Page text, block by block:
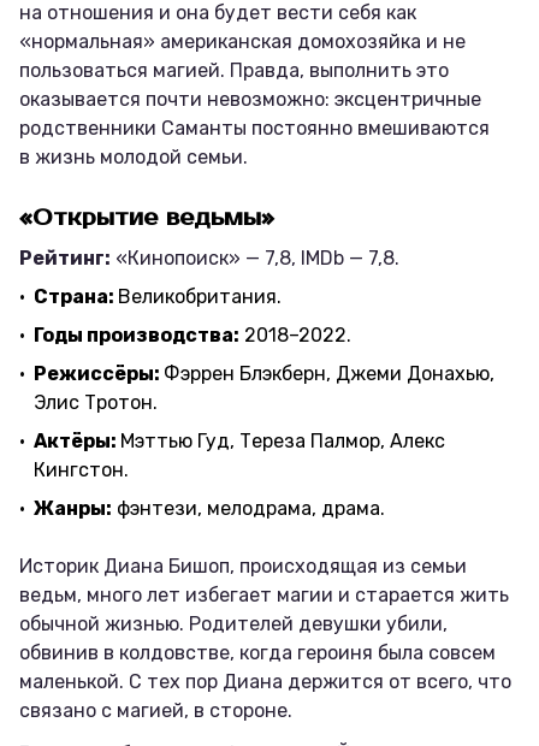
на отношения и она будет вести себя как
«нормальная» американская домохозяйка и не
пользоваться магией. Правда, выполнить это
оказывается почти невозможно: эксцентричные
родственники Саманты постоянно вмешиваются
в жизнь молодой семьи.
«Открытие ведьмы»
Рейтинг: «Кинопоиск» — 7,8, IMDb — 7,8.
Страна: Великобритания.
Годы производства: 2018–2022.
Режиссёры: Фэррен Блэкберн, Джеми Донахью,
Элис Тротон.
Актёры: Мэттью Гуд, Тереза Палмор, Алекс
Кингстон.
Жанры: фэнтези, мелодрама, драма.
Историк Диана Бишоп, происходящая из семьи
ведьм, много лет избегает магии и старается жить
обычной жизнью. Родителей девушки убили,
обвинив в колдовстве, когда героиня была совсем
маленькой. С тех пор Диана держится от всего, что
связано с магией, в стороне.